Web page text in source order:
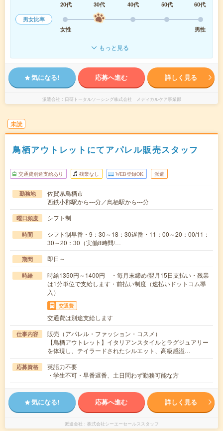
20代
30代 40代 50代
60代
男女比率
女性
男性
もっと見る
気になる! 応募へ進む 詳しく見る
派遣会社 日研トータルソーシング株式会社 メディカルケア事業部
未読
鳥栖アウトレットにてアパレル販売スタッフ
交通費別途支給あり 残業なし WEB登録OK 派遣
勤務地
佐賀県鳥栖市
西鉄小郡駅から---分／鳥栖駅から---分
曜日頻度 シフト制
時間
シフト制早番・9：30～18：30遅番・11：00～20：00/11：
30～20：30（実働8時間/…
期間 即日～
時給
時給1350円～1400円 ・毎月末締め/翌月15日支払い・残業
は1分単位で支給します・前払い制度（速払いドットコム導
入）
交通費
交通費は別途支給します
仕事内容
販売（アパレル・ファッション・コスメ）
【鳥栖アウトレット】イタリアンスタイルとラグジュアリー
を体現し、テイラードされたシルエット、高級感溢…
応募資格
英語力不要
・学生不可・早番遅番、土日問わず勤務可能な方
気になる! 応募へ進む 詳しく見る
派遣会社 株式会社シーエーセールススタッフ